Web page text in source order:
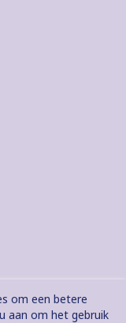
om een ​​betere
aan om het gebruik